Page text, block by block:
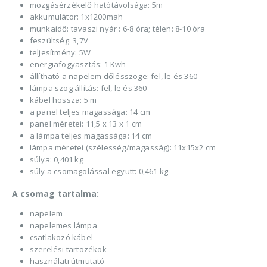
mozgásérzékelő hatótávolsága: 5m
akkumulátor: 1x1200mah
munkaidő: tavaszi nyár : 6-8 óra; télen: 8-10 óra
feszültség: 3,7V
teljesítmény: 5W
energiafogyasztás: 1 Kwh
állítható a napelem dőlésszöge: fel, le és 360
lámpa szög állítás: fel, le és 360
kábel hossza: 5 m
a panel teljes magassága: 14 cm
panel méretei: 11,5 x 13 x 1 cm
a lámpa teljes magassága: 14 cm
lámpa méretei (szélesség/magasság): 11x15x2 cm
súlya: 0,401 kg
súly a csomagolással együtt: 0,461 kg
A csomag tartalma:
napelem
napelemes lámpa
csatlakozó kábel
szerelési tartozékok
használati útmutató